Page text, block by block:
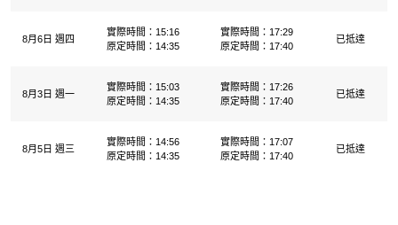
8月6日 週四
實際時間：15:16
原定時間：14:35
實際時間：17:29
原定時間：17:40
已抵達
8月3日 週一
實際時間：15:03
原定時間：14:35
實際時間：17:26
原定時間：17:40
已抵達
8月5日 週三
實際時間：14:56
原定時間：14:35
實際時間：17:07
原定時間：17:40
已抵達